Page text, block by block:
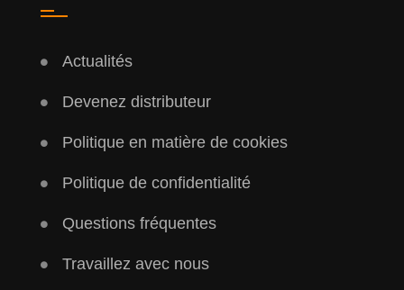
Actualités
Devenez distributeur
Politique en matière de cookies
Politique de confidentialité
Questions fréquentes
Travaillez avec nous